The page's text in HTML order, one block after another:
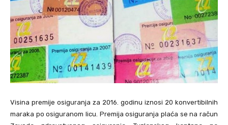
Visina premije osiguranja za 2016. godinu iznosi 20 konvertibilnih
maraka po osiguranom licu. Premija osiguranja plaća se na račun